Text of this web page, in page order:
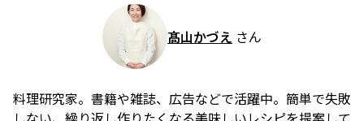
髙山かづえ さん
料理研究家。書籍や雑誌、広告などで活躍中。簡単で失敗